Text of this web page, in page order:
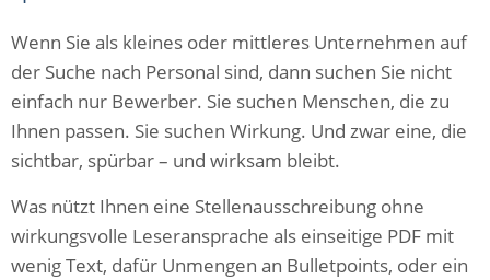
Wenn Sie als kleines oder mittleres Unternehmen auf
der Suche nach Personal sind, dann suchen Sie nicht
einfach nur Bewerber. Sie suchen Menschen, die zu
Ihnen passen. Sie suchen Wirkung. Und zwar eine, die
sichtbar, spürbar – und wirksam bleibt.
Was nützt Ihnen eine Stellenausschreibung ohne
wirkungsvolle Leseransprache als einseitige PDF mit
wenig Text, dafür Unmengen an Bulletpoints, oder ein